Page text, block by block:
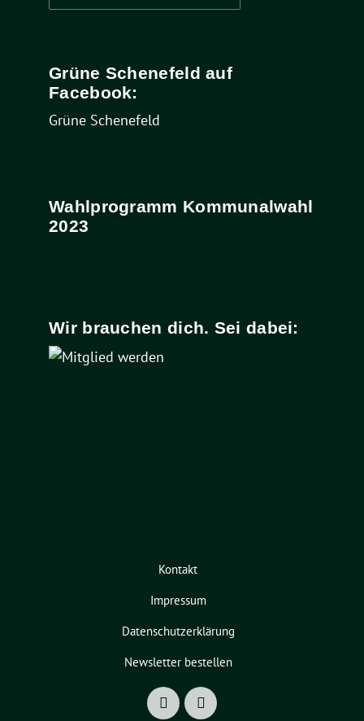
nach:
Grüne Schenefeld auf
Facebook:
Grüne Schenefeld
Wahlprogramm Kommunalwahl
2023
Wir brauchen dich. Sei dabei:
Kontakt
Impressum
Datenschutzerklärung
Newsletter bestellen